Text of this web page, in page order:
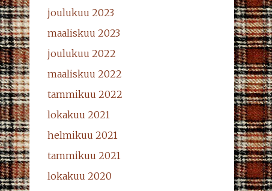
joulukuu 2023
maaliskuu 2023
joulukuu 2022
maaliskuu 2022
tammikuu 2022
lokakuu 2021
helmikuu 2021
tammikuu 2021
lokakuu 2020